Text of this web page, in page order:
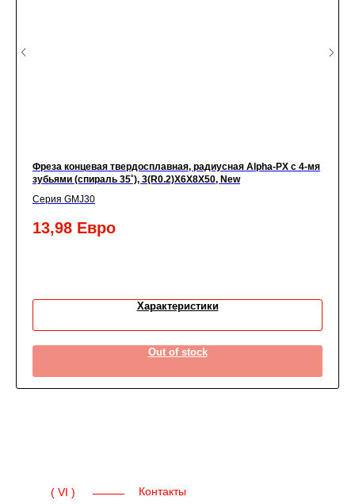
Фреза концевая твердосплавная, радиусная Alpha-PX c 4-мя
зубьями (спираль 35˚), 3(R0.2)X6X8X50, New
Серия GMJ30
13,98 Евро
Характеристики
Out of stock
( VI ) Контакты